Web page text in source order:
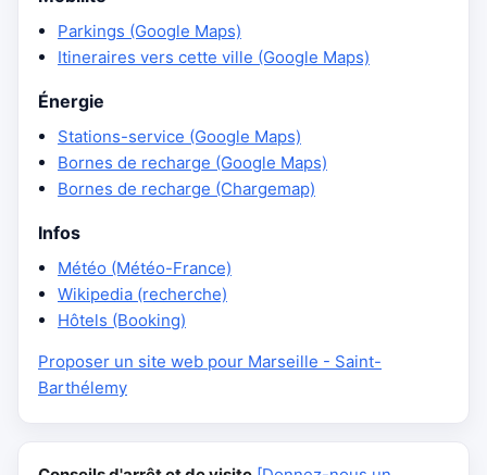
Parkings (Google Maps)
Itineraires vers cette ville (Google Maps)
Énergie
Stations-service (Google Maps)
Bornes de recharge (Google Maps)
Bornes de recharge (Chargemap)
Infos
Météo (Météo-France)
Wikipedia (recherche)
Hôtels (Booking)
Proposer un site web pour Marseille - Saint-
Barthélemy